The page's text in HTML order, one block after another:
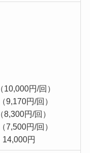
円/回）
9,170円/回）
円/回）
7,500円/回）
14,000円